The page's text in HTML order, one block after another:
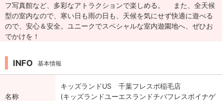
フ写真館など、多彩なアトラクションで楽しめる。 また、全天候
型の室内なので、寒い日も雨の日も、天候を気にせず快適に遊べる
ので、安心＆安全。ユニークでスペシャルな室内遊園地へ、ぜひお
でかけを！
INFO 基本情報
名称
キッズランドUS 千葉フレスポ稲毛店
(キッズランドユーエスランドチバフレスポイナゲ